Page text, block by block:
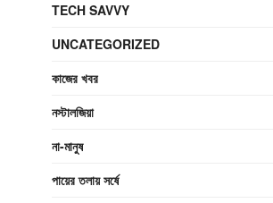
TECH SAVVY
UNCATEGORIZED
কাজের খবর
নস্টালজিয়া
না-মানুষ
পায়ের তলায় সর্ষে